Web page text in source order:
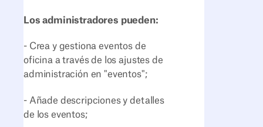
Los administradores pueden:
- Crea y gestiona eventos de
oficina a través de los ajustes de
administración en "eventos";
- Añade descripciones y detalles
de los eventos;